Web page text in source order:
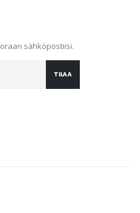
sähköpostiisi.
TILAA